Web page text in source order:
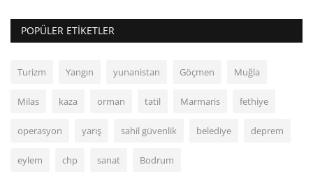
POPÜLER ETIKETLER
Turizm Yangın yunanistan Göçmen Muğla
Milas kaza orman tatil Marmaris fethiye
operasyon yarış sahil güvenlik belediye deprem
eylem chp sanat Bodrum